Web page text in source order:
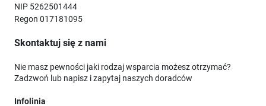
NIP 5262501444
Regon 017181095
Skontaktuj się z nami
Nie masz pewności jaki rodzaj wsparcia możesz otrzymać?
Zadzwoń lub napisz i zapytaj naszych doradców
Infolinia